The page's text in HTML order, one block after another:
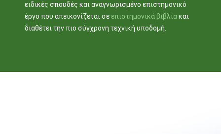
ειδικές σπουδές και αναγνωρισμένο επιστημονικό
έργο που απεικονίζεται σε επιστημονικά βιβλία και
διαθέτει την πιο σύγχρονη τεχνική υποδομή.